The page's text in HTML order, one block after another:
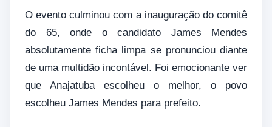
O evento culminou com a inauguração do comitê
do 65, onde o candidato James Mendes
absolutamente ficha limpa se pronunciou diante
de uma multidão incontável. Foi emocionante ver
que Anajatuba escolheu o melhor, o povo
escolheu James Mendes para prefeito.